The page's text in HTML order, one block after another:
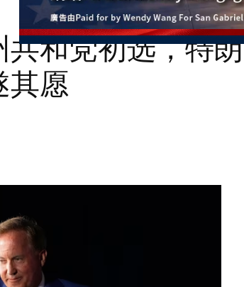
和党初选，特朗
其愿